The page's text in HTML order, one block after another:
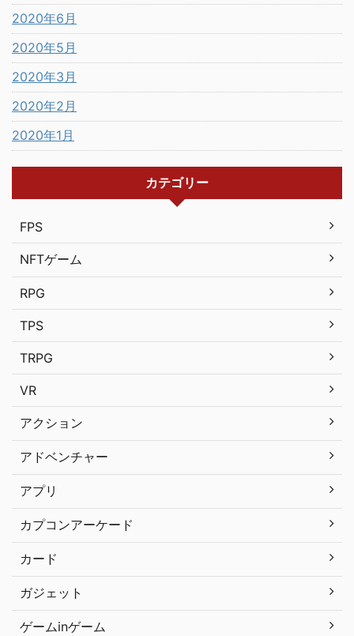
2020年6月
2020年5月
2020年3月
2020年2月
2020年1月
カテゴリー
FPS
NFTゲーム
RPG
TPS
TRPG
VR
アクション
アドベンチャー
アプリ
カプコンアーケード
カード
ガジェット
ゲームinゲーム